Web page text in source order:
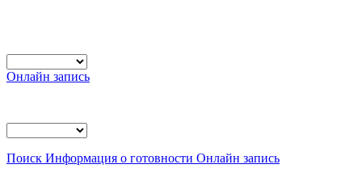
Онлайн запись
Поиск Информация о готовности Онлайн запись